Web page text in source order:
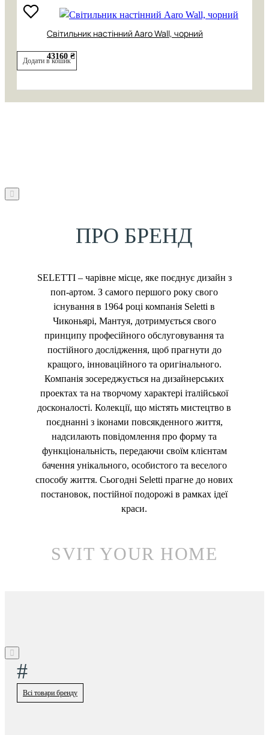
Світильник настінний Aaro Wall, чорний
43160 ₴
Додати в кошик
ПРО БРЕНД
SELETTI – чарівне місце, яке поєднує дизайн з
поп-артом. З самого першого року свого
існування в 1964 році компанія Seletti в
Чиконьярі, Мантуя, дотримується свого
принципу професійного обслуговування та
постійного дослідження, щоб прагнути до
кращого, інноваційного та оригінального.
Компанія зосереджується на дизайнерських
проектах та на творчому характері італійської
досконалості. Колекції, що містять мистецтво в
поєднанні з іконами повсякденного життя,
надсилають повідомлення про форму та
функціональність, передаючи своїм клієнтам
бачення унікального, особистого та веселого
способу життя. Сьогодні Seletti прагне до нових
постановок, постійної подорожі в рамках ідеї
краси.
SVIT YOUR HOME
#
Всі товари бренду